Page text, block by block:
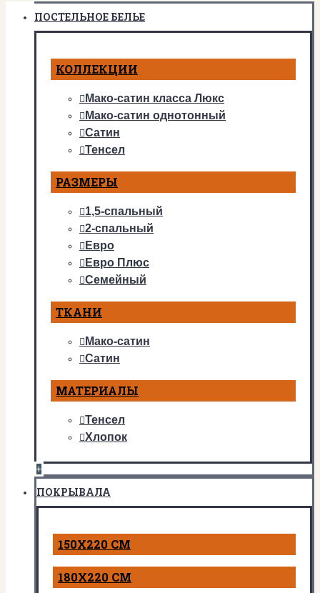
ПОСТЕЛЬНОЕ БЕЛЬЕ
КОЛЛЕКЦИИ
Мако-сатин класса Люкс
Мако-сатин однотонный
Сатин
Тенсел
РАЗМЕРЫ
1,5-спальный
2-спальный
Евро
Евро Плюс
Семейный
ТКАНИ
Мако-сатин
Сатин
МАТЕРИАЛЫ
Тенсел
Хлопок
+
ПОКРЫВАЛА
150Х220 СМ
180Х220 СМ